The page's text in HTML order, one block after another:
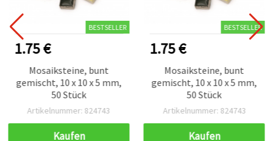
BESTSELLER
1.75 €
Mosaiksteine, bunt
gemischt, 10 x 10 x 5 mm,
50 Stück
Artikelnummer: 824743
Kaufen
BESTSELLER
1.75 €
Mosaiksteine, bunt
gemischt, 10 x 10 x 5 mm,
50 Stück
Artikelnummer: 824743
Kaufen